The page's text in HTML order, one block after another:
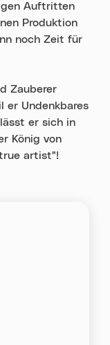
Auftritten
Produktion
noch Zeit für
Zauberer
er Undenkbares
er sich in
König von
true artist"!